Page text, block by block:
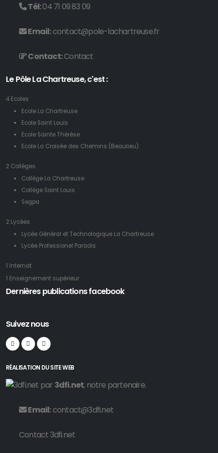
Tél:04 71 09 83 09
Email:contact@pole-lachartreuse.fr
Contact:Contact
Le Pôle La Chartreuse, c'est :
4 Ecoles
Ecole La Chartreuse
Ecole Saint Louis
Ecole Sainte Thérèse
Ecole La Croisée des Chemins (Beaulieu)
2 Collèges
Collège La Chartreuse
Collège Saint Louis
Segpa
2 Lycées
Lycée Général et Technologique La Chartreuse
Lycée Professionel Paradis
1 Internat
1 Enseignement supérieur
Dernières publications facebook
Suivez nous
RÉALISATION DU SITE WEB
par 3dfi.net, notre partenaire.
Email:contact@3dfi.net
Contact 3dfi.net